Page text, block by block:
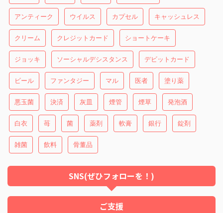
アンティーク ウイルス カプセル キャッシュレス
クリーム クレジットカード ショートケーキ
ジョッキ ソーシャルデシスタンス デビットカード
ビール ファンタジー マル 医者 塗り薬
悪玉菌 決済 灰皿 煙管 煙草 発泡酒
白衣 苺 菌 薬剤 軟膏 銀行 錠剤
雑菌 飲料 骨董品
SNS(ぜひフォローを！)
ご支援